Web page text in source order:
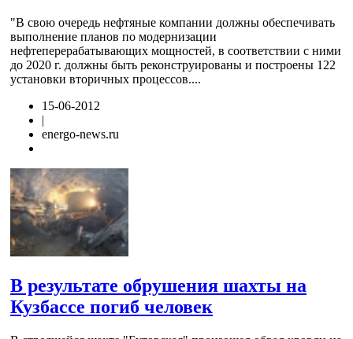
"В свою очередь нефтяные компании должны обеспечивать
выполнение планов по модернизации
нефтеперерабатывающих мощностей, в соответствии с ними
до 2020 г. должны быть реконструированы и построены 122
установки вторичных процессов....
15-06-2012
|
energo-news.ru
В результате обрушения шахты на
Кузбассе погиб человек